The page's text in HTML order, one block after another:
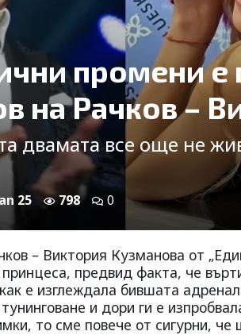
промени е
на Рачков –
двамата все още не
25 798 0
– Виктория Кузманова от
предвид факта, че
е изглеждала бившата
и дори ги е
то сме повече от сигурни,